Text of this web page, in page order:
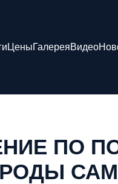
ЦеныГалереяВидео
ПО